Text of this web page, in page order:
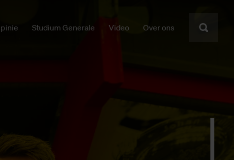
Studium Generale Video Over ons